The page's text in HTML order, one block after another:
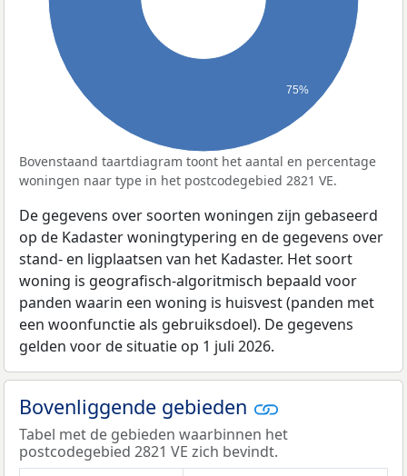
75%
Bovenstaand taartdiagram toont het aantal en percentage
woningen naar type in het postcodegebied 2821 VE.
De gegevens over soorten woningen zijn gebaseerd
op de Kadaster woningtypering en de gegevens over
stand- en ligplaatsen van het Kadaster. Het soort
woning is geografisch-algoritmisch bepaald voor
panden waarin een woning is huisvest (panden met
een woonfunctie als gebruiksdoel). De gegevens
gelden voor de situatie op 1 juli 2026.
Bovenliggende gebieden
Tabel met de gebieden waarbinnen het
postcodegebied 2821 VE zich bevindt.